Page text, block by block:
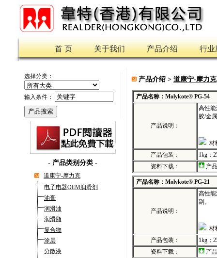
首 页 关于我们 产品介绍 行业
选择分类：
输入条件：
- 产品类别分类 -
道康宁-摩力克
电子电器OEM润滑剂
油膏
润滑油
润滑脂
复合物
涂层
分散液
产品介绍 > 道康宁-摩力克
产品名称：Molykote® PG-54
产品说明：
高性
胶/金
材
产品包装：
1kg；
资料下载：
产
产品名称：Molykote® PG-21
产品说明：
高性
副。
材
产品包装：
1kg；
资料下载：
产